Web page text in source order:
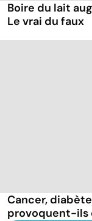
Boire du lait
Le vrai du faux
Cancer,
provoquent-ils